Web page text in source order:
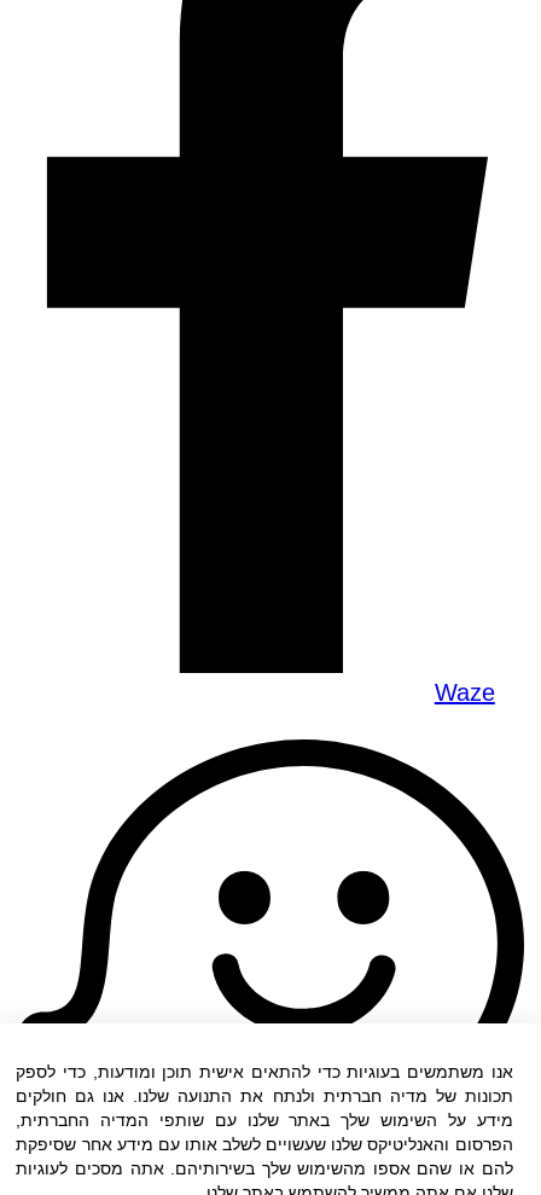
Waze
אנו משתמשים בעוגיות כדי להתאים אישית תוכן ומודעות, כדי לספק
תכונות של מדיה חברתית ולנתח את התנועה שלנו. אנו גם חולקים
מידע על השימוש שלך באתר שלנו עם שותפי המדיה החברתית,
הפרסום והאנליטיקס שלנו שעשויים לשלב אותו עם מידע אחר שסיפקת
להם או שהם אספו מהשימוש שלך בשירותיהם. אתה מסכים לעוגיות